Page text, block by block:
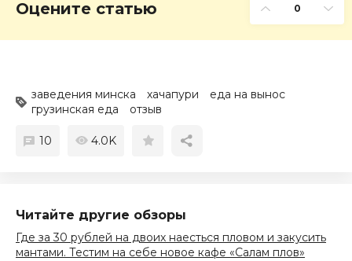
Оцените статью 0
заведения минска хачапури
еда на вынос
грузинская еда
отзыв
10 4.0K
Читайте другие обзоры
Где за 30 рублей на двоих наесться пловом и закусить
мантами. Тестим на себе новое кафе «Салам плов»